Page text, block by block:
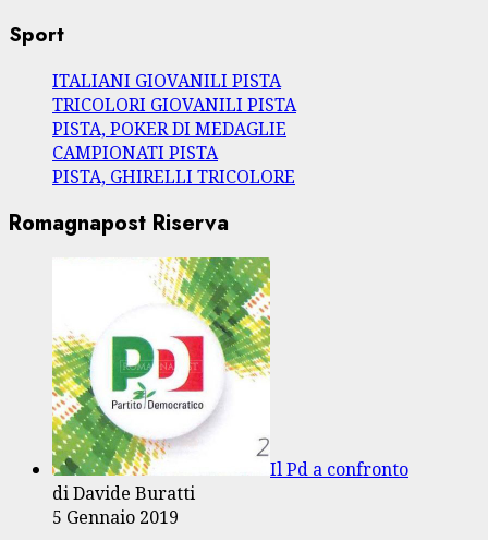
Sport
ITALIANI GIOVANILI PISTA
TRICOLORI GIOVANILI PISTA
PISTA, POKER DI MEDAGLIE
CAMPIONATI PISTA
PISTA, GHIRELLI TRICOLORE
Romagnapost Riserva
Il Pd a confronto
di Davide Buratti
5 Gennaio 2019